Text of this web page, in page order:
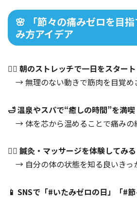
🌸 「節々の痛みゼロを目
み方アイデア
🧘‍♀️ 朝のストレッチで一日をスタート
→ 無理のない動きで筋肉を目覚
🛁 温泉やスパで“癒しの時間”を満喫
→ 体を芯から温めることで痛み
💆‍♂️ 鍼灸・マッサージを体験してみる
→ 自分の体の状態を知る良いきっ
📱 SNSで「#いたみゼロの日」「#